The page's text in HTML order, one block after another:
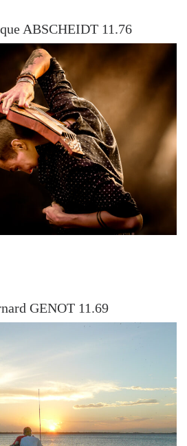
ABSCHEIDT 11.76
GENOT 11.69